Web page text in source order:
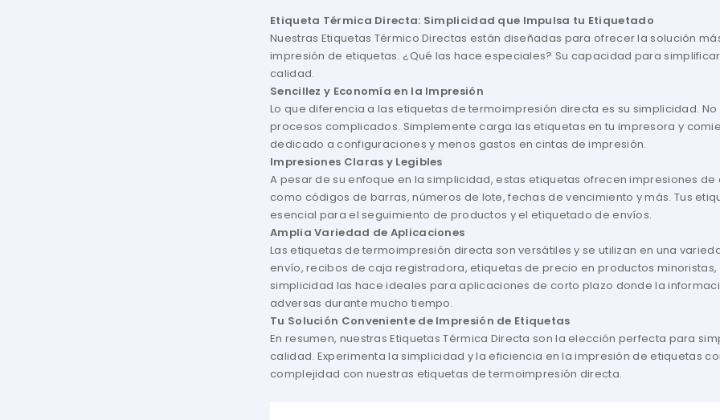
Etiqueta Térmica Directa: Simplicidad que Impulsa tu Etiquetado
Nuestras Etiquetas Térmico Directas están diseñadas para ofrecer la solución
impresión de etiquetas. ¿Qué las hace especiales? Su capacidad para
calidad.
Sencillez y Economía en la Impresión
Lo que diferencia a las etiquetas de termoimpresión directa es su simplicidad.
procesos complicados. Simplemente carga las etiquetas en tu impresora y
dedicado a configuraciones y menos gastos en cintas de impresión.
Impresiones Claras y Legibles
A pesar de su enfoque en la simplicidad, estas etiquetas ofrecen impresiones
como códigos de barras, números de lote, fechas de vencimiento y más. Tus
esencial para el seguimiento de productos y el etiquetado de envíos.
Amplia Variedad de Aplicaciones
Las etiquetas de termoimpresión directa son versátiles y se utilizan en una
envío, recibos de caja registradora, etiquetas de precio en productos
simplicidad las hace ideales para aplicaciones de corto plazo donde la
adversas durante mucho tiempo.
Tu Solución Conveniente de Impresión de Etiquetas
En resumen, nuestras Etiquetas Térmica Directa son la elección perfecta para
calidad. Experimenta la simplicidad y la eficiencia en la impresión de etiquetas
complejidad con nuestras etiquetas de termoimpresión directa.